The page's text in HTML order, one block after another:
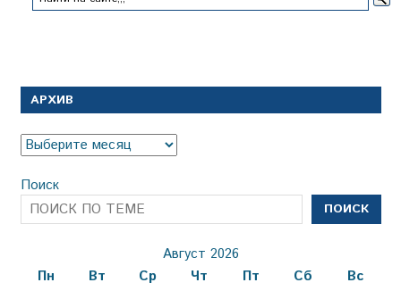
АРХИВ
Архив
Поиск
ПОИСК
Август 2026
Пн
Вт Ср Чт Пт Сб
Вс